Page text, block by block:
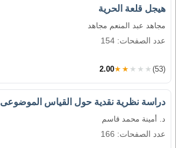
هيجل قلعة الحرية
مجاهد عبد المنعم مجاهد
عدد الصفحات: 154
2.00★★★★★ (53)
دراسة نظرية نقدية حول القياس الموضوعى
د. أمينة محمد قاسم
عدد الصفحات: 166